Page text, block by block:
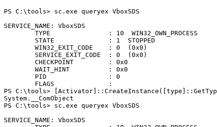
PS C:\tools> sc.exe queryex VboxSDS
SERVICE_NAME: VboxSDS
        TYPE               : 10  WIN32_OWN_PROCESS
        STATE              : 1  STOPPED
        WIN32_EXIT_CODE    : 0  (0x0)
        SERVICE_EXIT_CODE  : 0  (0x0)
        CHECKPOINT         : 0x0
        WAIT_HINT          : 0x0
        PID                : 0
        FLAGS              :
PS C:\tools>
System.__ComObject
PS C:\tools> sc.exe queryex VboxSDS
SERVICE_NAME: VboxSDS